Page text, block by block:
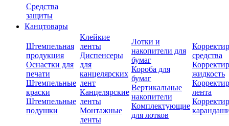
Средства
защиты
Канцтовары
Штемпельная
продукция
Оснастки для
печати
Штемпельные
краски
Штемпельные
подушки
Клейкие
ленты
Диспенсеры
для
канцелярских
лент
Канцелярские
ленты
Монтажные
ленты
Лотки и
накопители для
бумаг
Короба для
бумаг
Вертикальные
накопители
Комплектующие
для лотков
средства
жидкость
лента